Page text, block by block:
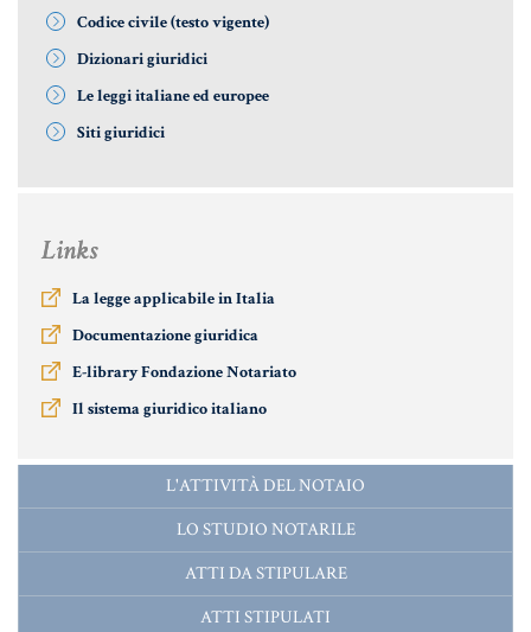
Codice civile (testo vigente)
Dizionari giuridici
Le leggi italiane ed europee
Siti giuridici
Links
La legge applicabile in Italia
Documentazione giuridica
E-library Fondazione Notariato
Il sistema giuridico italiano
L'ATTIVITÀ DEL NOTAIO
LO STUDIO NOTARILE
ATTI DA STIPULARE
ATTI STIPULATI